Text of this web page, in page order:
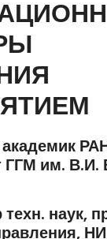
академик
ГГМ им. В.И.
техн. наук,